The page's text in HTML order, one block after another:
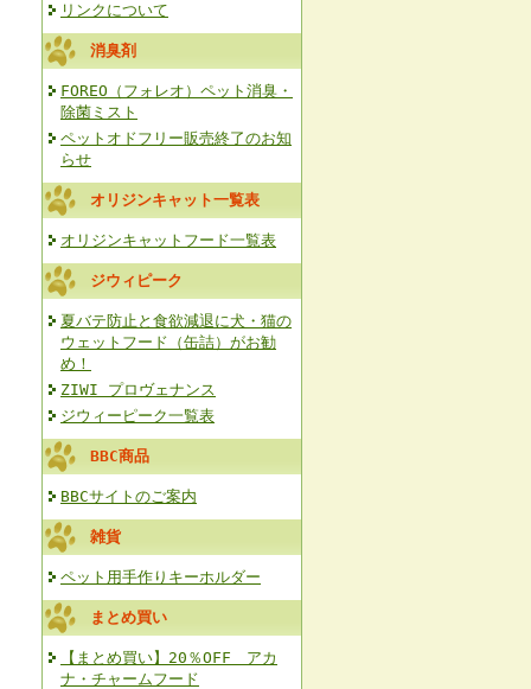
リンクについて
消臭剤
FOREO（フォレオ）ペット消臭・
除菌ミスト
ペットオドフリー販売終了のお知
らせ
オリジンキャット一覧表
オリジンキャットフード一覧表
ジウィピーク
夏バテ防止と食欲減退に犬・猫の
ウェットフード（缶詰）がお勧
め！
ZIWI プロヴェナンス
ジウィーピーク一覧表
BBC商品
BBCサイトのご案内
雑貨
ペット用手作りキーホルダー
まとめ買い
【まとめ買い】20％OFF アカ
ナ・チャームフード